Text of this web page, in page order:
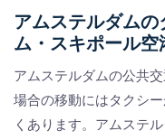
アムステルダム
ム・スキポール空
アムステルダムの公共
場合の移動にはタクシ
くあります。アムステ